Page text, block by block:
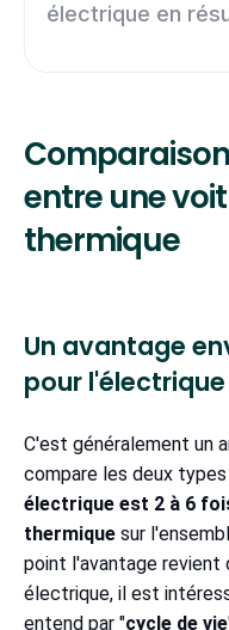
électrique en
entre une
thermique
Un avantage
pour l'électrique
C'est généralement un
compare les deux
électrique est 2 à 6
thermique sur
point l'avantage revient
électrique, il est
entend par "cycle de vie